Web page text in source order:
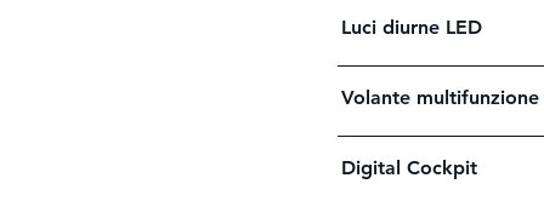
Luci diurne LED
Volante multifunzione
Digital Cockpit